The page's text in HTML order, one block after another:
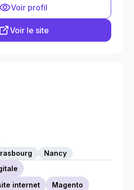
Voir profil
Voir le site
Nancy
internet
Magento